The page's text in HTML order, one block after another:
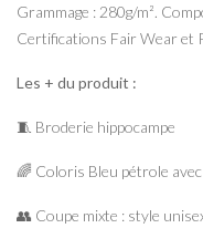
Grammage : 280g/m².
Certifications Fair Wear et
Les + du produit :
🧵 Broderie hippocampe
🌈 Coloris Bleu pétrole
👥 Coupe mixte : style